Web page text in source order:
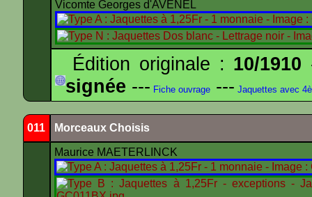
Vicomte Georges d'AVENEL
Édition originale : 10/1910
signée --- Fiche ouvrage --- Jaquettes avec
011 Morceaux Choisis
Maurice MAETERLINCK